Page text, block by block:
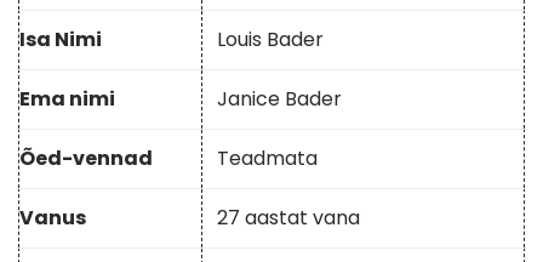
Isa Nimi Louis Bader
Ema nimi Janice Bader
Õed-vennad Teadmata
Vanus 27 aastat vana